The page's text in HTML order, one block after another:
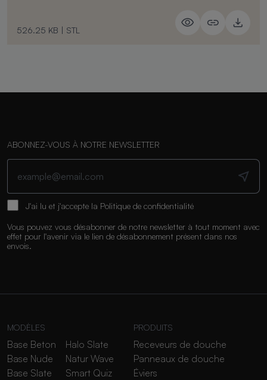
526.25 KB | STL
ABONNEZ-VOUS À NOTRE NEWSLETTER
J'ai lu et j'accepte la Politique de confidentialité
Vous pouvez vous désabonner de notre newsletter à tout moment avec
effet pour l'avenir via le lien de désabonnement présent dans nos
envois.
MODÈLES
Base Beton
Base Nude
Base Slate
Halo Slate
Natur Wave
Smart Quiz
PRODUITS
Receveurs de douche
Panneaux de douche
Éviers